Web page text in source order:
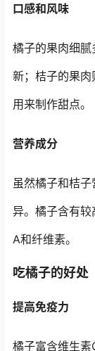
口感和风味
橘子的果肉细
新；桔子的果
用来制作甜点。
营养成分
虽然橘子和桔
异。橘子含有
A和纤维素。
吃橘子的好处
提高免疫力
橘子富含维生